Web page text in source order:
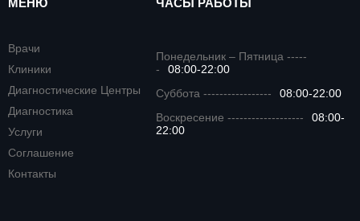
МЕНЮ
Врачи
Клиники
Диагностические Центры
Диагностика
Услуги
Соглашение
Контакты
ЧАСЫ РАБОТЫ
Понедельник – Пятница -----
-
08:00-22:00
Суббота -----------------
08:00-22:00
Воскресение -------------------
08:00-
22:00